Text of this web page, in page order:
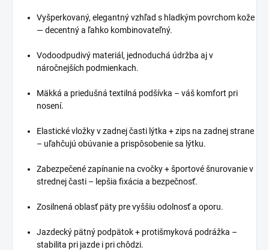
Vyšperkovaný, elegantný vzhľad s hladkým povrchom kože
— decentný a ľahko kombinovateľný.
Vodoodpudivý materiál, jednoduchá údržba aj v
náročnejších podmienkach.
Mäkká a priedušná textilná podšívka – váš komfort pri
nosení.
Elastické vložky v zadnej časti lýtka + zips na zadnej strane
– uľahčujú obúvanie a prispôsobenie sa lýtku.
Zabezpečené zapínanie na cvočky + športové šnurovanie v
strednej časti – lepšia fixácia a bezpečnosť.
Zosilnená oblasť päty pre vyššiu odolnosť a oporu.
Jazdecký pätný podpätok + protišmyková podrážka –
stabilita pri jazde i pri chôdzi.